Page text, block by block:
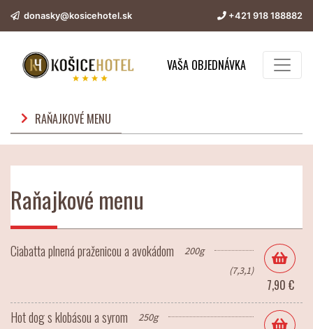
donasky@kosicehotel.sk +421 918 188882
VAŠA OBJEDNÁVKA
RAŇAJKOVÉ MENU
Raňajkové menu
Ciabatta plnená praženicou a avokádom
200g
(7,3,1)
7,90 €
Hot dog s klobásou a syrom
250g